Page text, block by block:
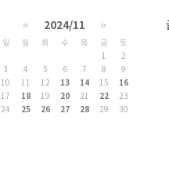
« 2024/11 »
일 월 화 수 목 금
토
1
2
3
4 5 6 7 8
9
10
11 12 13 14 15
16
17
18 19 20 21 22
23
24
25 26 27 28 29 30